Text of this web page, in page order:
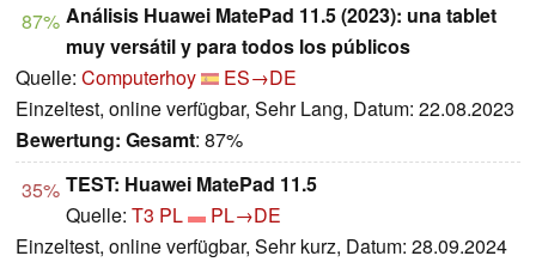
87% Análisis Huawei MatePad 11.5 (2023): una tablet
muy versátil y para todos los públicos
Quelle: Computerhoy
ES→DE
Einzeltest, online verfügbar, Sehr Lang, Datum: 22.08.2023
Bewertung: Gesamt: 87%
35% TEST: Huawei MatePad 11.5
Quelle: T3 PL
PL→DE
Einzeltest, online verfügbar, Sehr kurz, Datum: 28.09.2024